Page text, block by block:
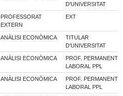
D'UNIVERSITAT
PROFESSORAT
EXTERN
EXT
ANÀLISI ECONÒMICA
TITULAR
D'UNIVERSITAT
ANÀLISI ECONÒMICA
PROF. PERMANENT
LABORAL PPL
ANÀLISI ECONÒMICA
PROF. PERMANENT
LABORAL PPL